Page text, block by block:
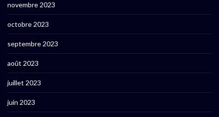
novembre 2023
octobre 2023
septembre 2023
août 2023
juillet 2023
juin 2023